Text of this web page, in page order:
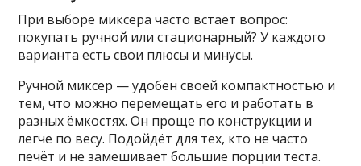
При выборе миксера часто встаёт вопрос:
покупать ручной или стационарный? У каждого
варианта есть свои плюсы и минусы.
Ручной миксер — удобен своей компактностью и
тем, что можно перемещать его и работать в
разных ёмкостях. Он проще по конструкции и
легче по весу. Подойдёт для тех, кто не часто
печёт и не замешивает большие порции теста.